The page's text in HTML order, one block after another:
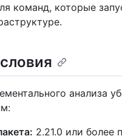
команд, которые
анализа
2.21.0 или более